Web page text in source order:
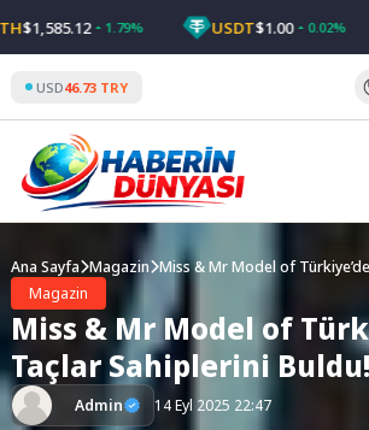
to
content
1.79% USDT$1.00 0.02%
USD46.73 TRY
Ana Sayfa Magazin Miss & Mr Model of
Magazin
Miss & Mr Model of
Taçlar Sahiplerini
Admin
14 Eyl 2025 22:47